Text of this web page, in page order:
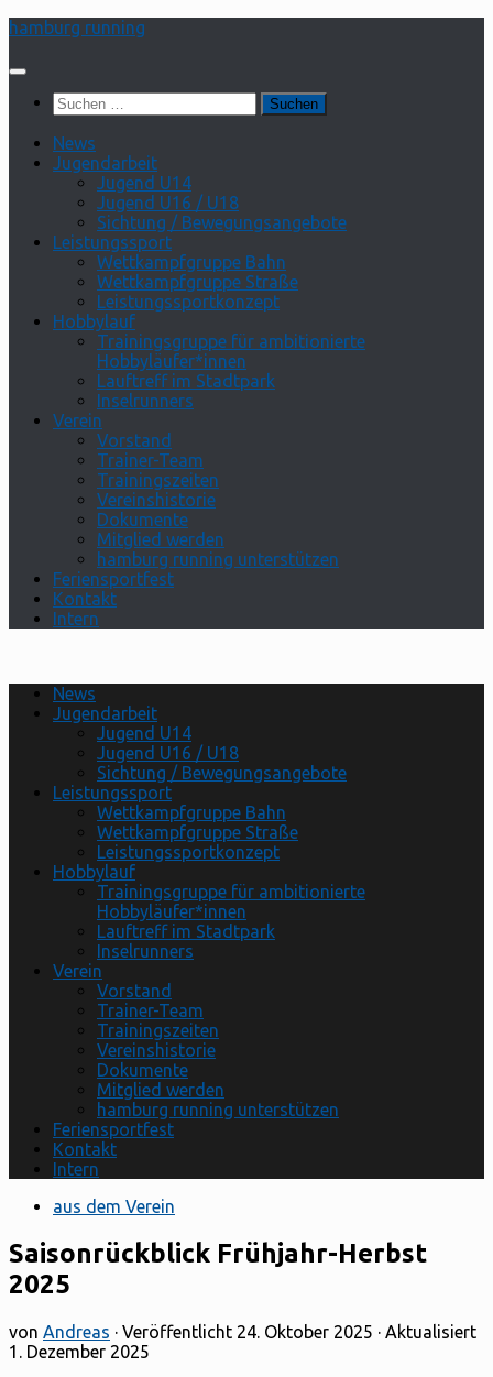
Zum
springen
hamburg running
Suchen
nach:
News
Jugendarbeit
Jugend U14
Jugend U16 / U18
Sichtung / Bewegungsangebote
Leistungssport
Wettkampfgruppe Bahn
Wettkampfgruppe Straße
Leistungssportkonzept
Hobbylauf
Trainingsgruppe für ambitionierte
Hobbyläufer*innen
Lauftreff im Stadtpark
Inselrunners
Verein
Vorstand
Trainer-Team
Trainingszeiten
Vereinshistorie
Dokumente
Mitglied werden
hamburg running unterstützen
Feriensportfest
Kontakt
Intern
News
Jugendarbeit
Jugend U14
Jugend U16 / U18
Sichtung / Bewegungsangebote
Leistungssport
Wettkampfgruppe Bahn
Wettkampfgruppe Straße
Leistungssportkonzept
Hobbylauf
Trainingsgruppe für ambitionierte
Hobbyläufer*innen
Lauftreff im Stadtpark
Inselrunners
Verein
Vorstand
Trainer-Team
Trainingszeiten
Vereinshistorie
Dokumente
Mitglied werden
hamburg running unterstützen
Feriensportfest
Kontakt
Intern
aus dem Verein
Saisonrückblick Frühjahr-Herbst
2025
von Andreas · Veröffentlicht 24. Oktober 2025 · Aktualisiert
1. Dezember 2025